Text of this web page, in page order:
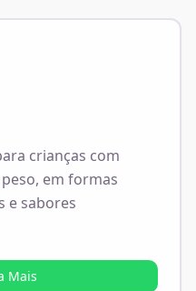
crianças com
em formas
e sabores
Mais